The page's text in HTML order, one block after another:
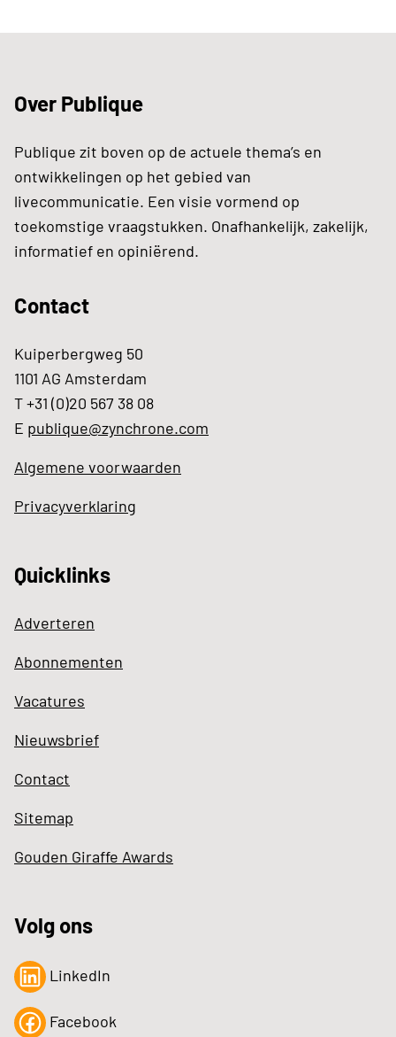
Over Publique
Publique zit boven op de actuele thema’s en
ontwikkelingen op het gebied van
livecommunicatie. Een visie vormend op
toekomstige vraagstukken. Onafhankelijk, zakelijk,
informatief en opiniërend.
Contact
Kuiperbergweg 50
1101 AG Amsterdam
T +31 (0)20 567 38 08
E publique@zynchrone.com
Algemene voorwaarden
Privacyverklaring
Quicklinks
Adverteren
Abonnementen
Vacatures
Nieuwsbrief
Contact
Sitemap
Gouden Giraffe Awards
Volg ons
LinkedIn
Facebook